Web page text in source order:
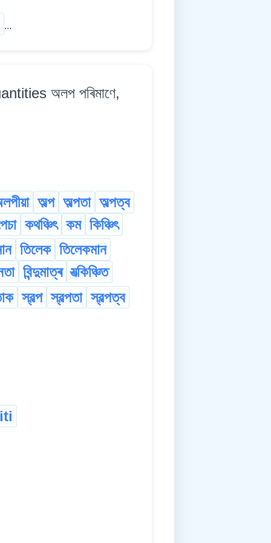
...
অলপ পৰিমাণে,
অল্প অল্পতা অল্পত্ব
কথঞ্চিৎ কম কিঞ্চিৎ
তিলেক তিলেকমান
বিন্দুমাত্ৰ যত্‍‍কিঞ্চিত
স্বল্প স্বল্পতা স্বল্পত্ব